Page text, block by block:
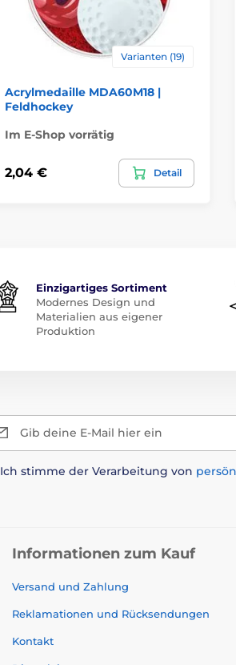
Varianten (19)
Acrylmedaille MDA60M18 |
Feldhockey
Im E-Shop vorrätig
2,04 € Detail
Einzigartiges Sortiment
Modernes Design und
Materialien aus eigener
Produktion
Gib deine E-Mail hier ein
Ich stimme der Verarbeitung von
Informationen zum Kauf
Versand und Zahlung
Reklamationen und Rücksendungen
Kontakt